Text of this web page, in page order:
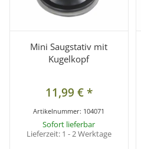
Mini Saugstativ mit
Kugelkopf
11,99 €*
Artikelnummer: 104071
Sofort lieferbar
Lieferzeit: 1 - 2 Werktage